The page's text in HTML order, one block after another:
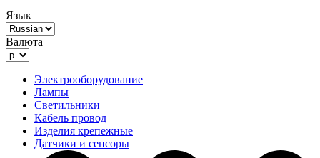
Язык
Валюта
Электрооборудование
Лампы
Светильники
Кабель провод
Изделия крепежные
Датчики и сенсоры